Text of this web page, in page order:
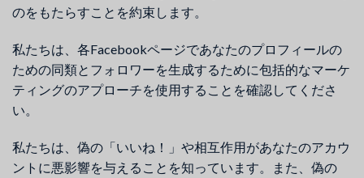
のをもたらすことを約束します。
私たちは、各Facebookページであなたのプロフィールの
ための同類とフォロワーを生成するために包括的なマーケ
ティングのアプローチを使用することを確認してくださ
い。
私たちは、偽の「いいね！」や相互作用があなたのアカウ
ントに悪影響を与えることを知っています。また、偽の